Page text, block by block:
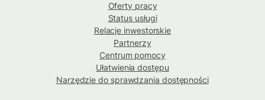
Oferty pracy
Status usługi
Relacje inwestorskie
Partnerzy
Centrum pomocy
Ułatwienia dostępu
Narzędzie do sprawdzania dostępności